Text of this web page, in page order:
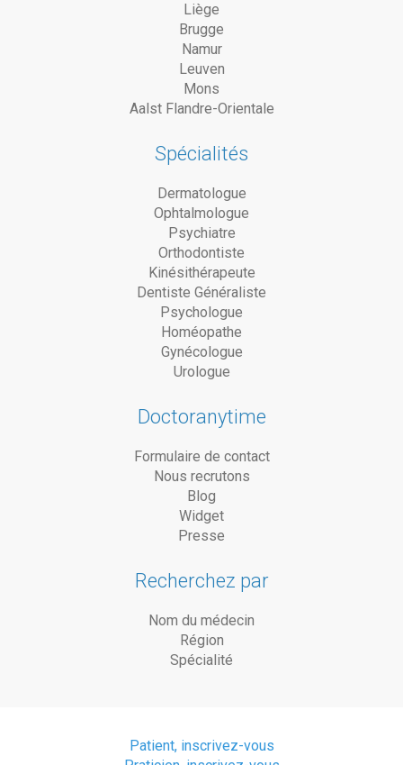
Liège
Brugge
Namur
Leuven
Mons
Aalst Flandre-Orientale
Spécialités
Dermatologue
Ophtalmologue
Psychiatre
Orthodontiste
Kinésithérapeute
Dentiste Généraliste
Psychologue
Homéopathe
Gynécologue
Urologue
Doctoranytime
Formulaire de contact
Nous recrutons
Blog
Widget
Presse
Recherchez par
Nom du médecin
Région
Spécialité
Patient, inscrivez-vous